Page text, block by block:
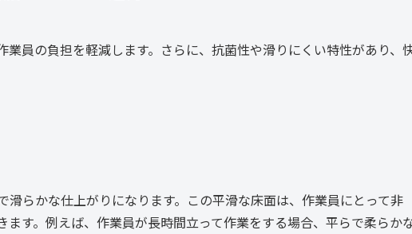
員の負担を軽減します。さらに、抗菌性や滑りにくい特性があり、
らかな仕上がりになります。この平滑な床面は、作業員にとって非
す。例えば、作業員が長時間立って作業をする場合、平らで柔らか